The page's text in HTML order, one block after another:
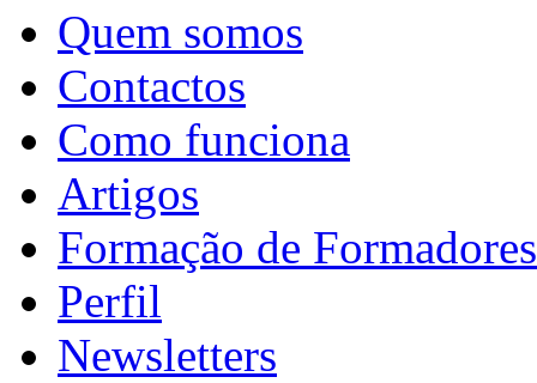
Quem somos
Contactos
Como funciona
Artigos
Formação de Formadores
Perfil
Newsletters